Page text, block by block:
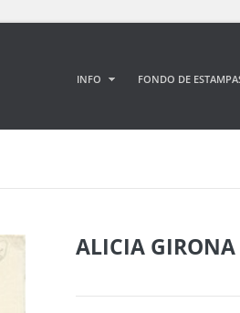
INFO FONDO DE
ALICIA GIRONA